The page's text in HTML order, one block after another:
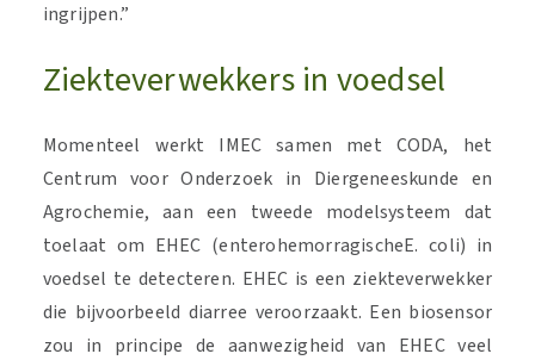
ingrijpen.”
Ziekteverwekkers in voedsel
Momenteel werkt IMEC samen met CODA, het
Centrum voor Onderzoek in Diergeneeskunde en
Agrochemie, aan een tweede modelsysteem dat
toelaat om EHEC (enterohemorragischeE. coli) in
voedsel te detecteren. EHEC is een ziekteverwekker
die bijvoorbeeld diarree veroorzaakt. Een biosensor
zou in principe de aanwezigheid van EHEC veel